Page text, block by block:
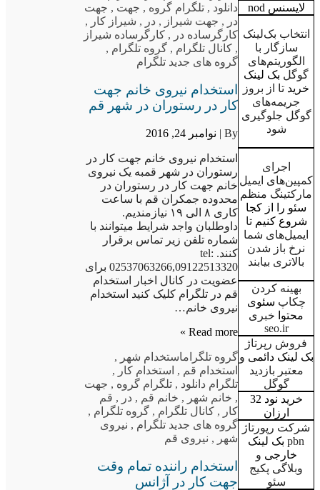
لایسنس nod
انتخاب بک‌لینک
سازگار با
الگوریتم‌های
گوگل بک لینک
خرید تا از بروز
جریمه‌های
گوگل جلوگیری
شود
اجرای
کمپین‌های ایمیل
مارکتینگ منظم
سئو را از کجا
شروع کنیم تا
ایمیل‌های شما
نرخ باز شدن
بالاتری بیابند
بهینه کردن
چکاپ سئوی
محتوا خبری
seo.ir
فروش رپرتاژ
بک لینک دائمی و
معتبر بازدید
گوگل
خرید نود 32
ارزان
شرکت رپورتاژ
pbn بک لینک
خارجی و
وبلاگی پکیج
سئو
دانلود , تلگرام گروه , جهت , جهت
در , جهت شیراز , در , شیراز کار ,
کارگرساده در , کارگرساده شیراز
, کانال تلگرام , گروه تلگرام ,
گروه های جدید تلگرام
استخدام نیروی خانم جهت
کار در رستوران در شهر قم
By | نوامبر 24, 2016
استخدام نیروی خانم جهت کار در
رستوران در شهر قمبه یک نیروی
خانم جهت کار در رستوران در
محدوده جمکران قم با ساعت
کاری ۸ الی ۱۹ نیازمندیم.
داوطلبان واجد شرایط میتوانند با
شماره تلفن زیر تماس برقرار
کنند. tel:
02537063266,09122513320 برای
عضویت در کانال اخبار استخدام
قم در تلگرام کلیک کنید استخدام
نیروی خانم…
Read more »
گروه تلگراماستخدام شهر ,
استخدام قم , استخدام کار ,
تلگرام دانلود , تلگرام گروه , جهت
, خانم شهر , خانم قم , در , قم
کار , کانال تلگرام , گروه تلگرام ,
گروه های جدید تلگرام , نیروی
شهر , نیروی قم
استخدام راننده تمام وقت
جهت کار در آژانس